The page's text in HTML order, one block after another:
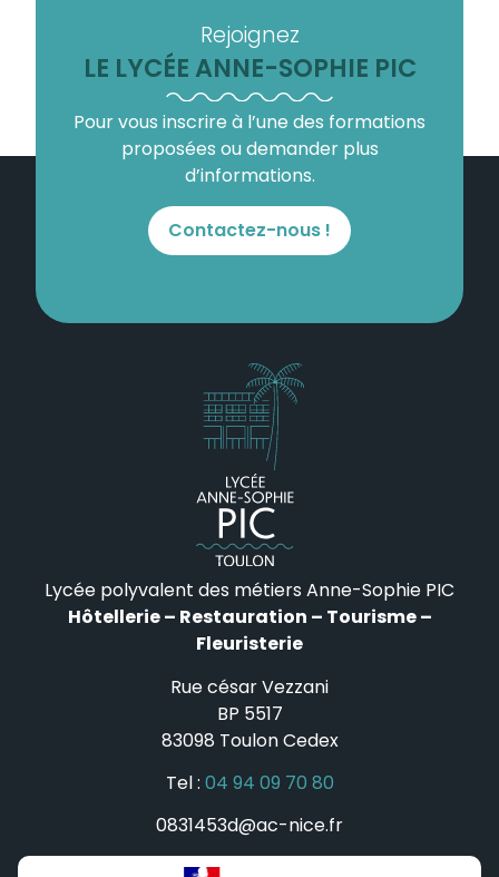
Rejoignez
LE LYCÉE ANNE-SOPHIE PIC
Pour vous inscrire à l’une des formations
proposées ou demander plus
d’informations.
Contactez-nous !
Lycée polyvalent des métiers Anne-Sophie PIC
Hôtellerie – Restauration – Tourisme –
Fleuristerie
Rue césar Vezzani
BP 5517
83098 Toulon Cedex
Tel : 04 94 09 70 80
0831453d@ac-nice.fr